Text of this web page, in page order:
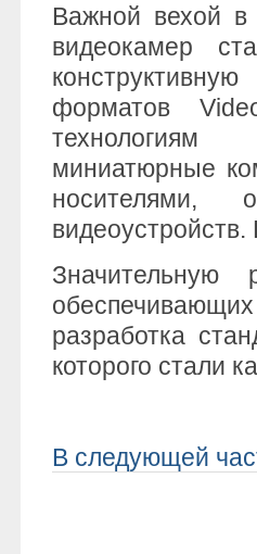
Важной вехой в
видеокамер
форматов
технологиям
миниатюрные
носителями,
Значительную
разработка
которого стали
В следующей